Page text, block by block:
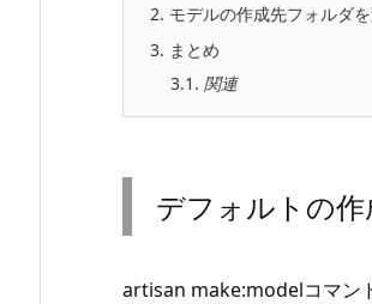
2. モデルの作成先フォルダ
3. まとめ
3.1. 関連
デフォルトの作
artisan make:modelコマン